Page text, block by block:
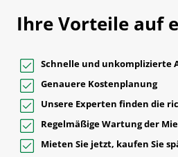
Ihre Vorteile auf
Schnelle und unkomplizierte
Genauere Kostenplanung
Unsere Experten finden die
Regelmäßige Wartung der
Mieten Sie jetzt, kaufen Sie